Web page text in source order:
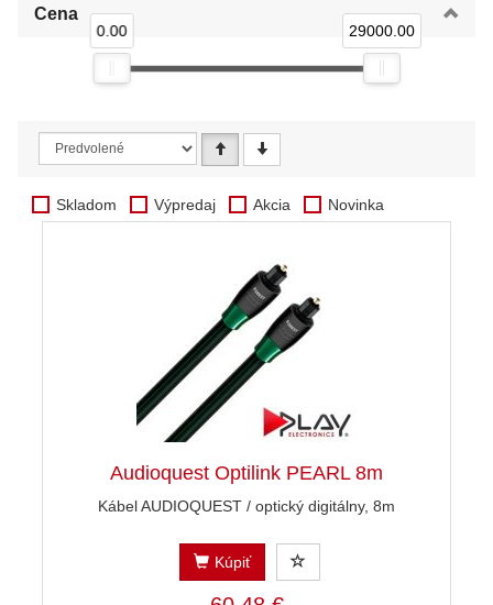
Cena
0.00 29000.00
Skladom Výpredaj Akcia Novinka
Audioquest Optilink PEARL 8m
Kábel AUDIOQUEST / optický digitálny, 8m
Kúpiť